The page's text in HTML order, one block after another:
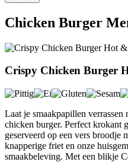
Chicken Burger
Crispy Chicken Burger
Laat je smaakpapillen
chicken burger. Perfect krokant
geserveerd op een vers broodje
knapperige friet en onze
smaakbeleving. Met een blikje